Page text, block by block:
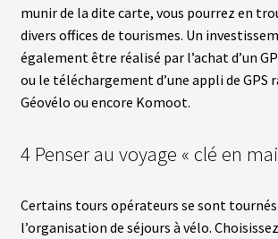
munir de la dite carte, vous pourrez en
divers offices de tourismes. Un
également être réalisé par l’achat d’un
ou le téléchargement d’une appli de GPS
Géovélo ou encore Komoot.
4 Penser au voyage « clé en
Certains tours opérateurs se sont tournés
l’organisation de séjours à vélo.